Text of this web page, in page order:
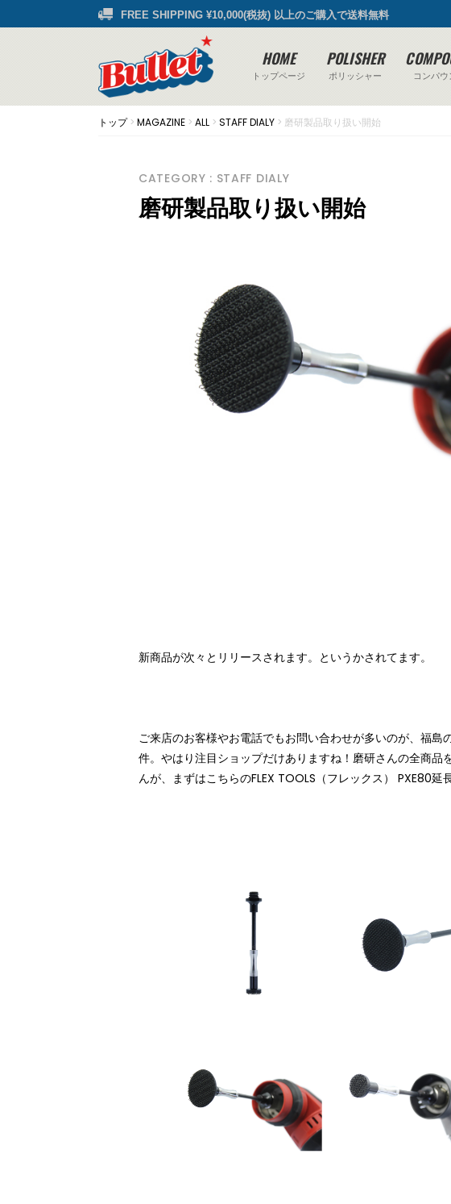
FREE SHIPPING ¥10,000(税抜) 以上のご購入で送料無料
HOME
トップページ
POLISHER
ポリッシャー コンパウ
トップ> MAGAZINE > ALL > STAFF DIALY > 磨研製品取り扱い開始
CATEGORY : STAFF DIALY
磨研製品取り扱い開始
新商品が次々とリリースされます。というかされてます。
ご来店のお客様やお電話でもお問い合わせが多いのが、福
件。やはり注目ショップだけありますね！磨研さんの全商
んが、まずはこちらのFLEX TOOLS（フレックス） PXE80延